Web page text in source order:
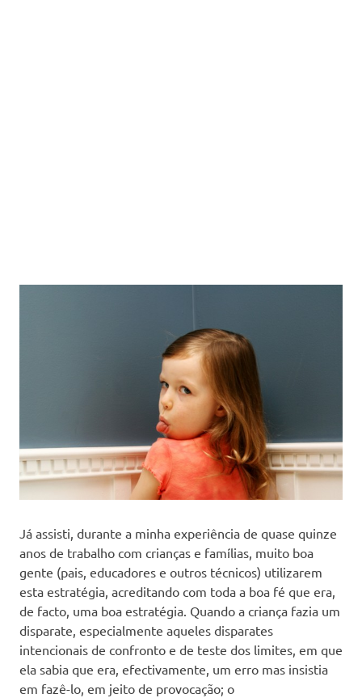
Já assisti, durante a minha experiência de quase quinze
anos de trabalho com crianças e famílias, muito boa
gente (pais, educadores e outros técnicos) utilizarem
esta estratégia, acreditando com toda a boa fé que era,
de facto, uma boa estratégia. Quando a criança fazia um
disparate, especialmente aqueles disparates
intencionais de confronto e de teste dos limites, em que
ela sabia que era, efectivamente, um erro mas insistia
em fazê-lo, em jeito de provocação; o